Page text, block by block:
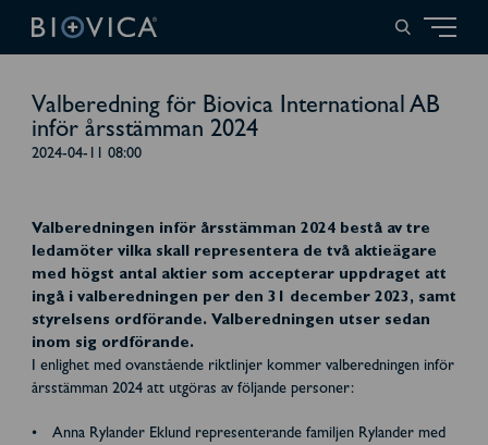
Valberedning för Biovica International AB
inför årsstämman 2024
2024-04-11 08:00
Valberedningen inför årsstämman 2024 bestå av tre
ledamöter vilka skall representera de två aktieägare
med högst antal aktier som accepterar uppdraget att
ingå i valberedningen per den 31 december 2023, samt
styrelsens ordförande. Valberedningen utser sedan
inom sig ordförande.
I enlighet med ovanstående riktlinjer kommer valberedningen inför
årsstämman 2024 att utgöras av följande personer:
Anna Rylander Eklund representerande familjen Rylander med